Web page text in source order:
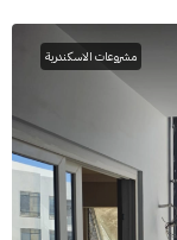
مشروعات الاسكندرية